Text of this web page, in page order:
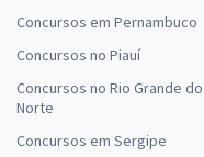
Concursos em Pernambuco
Concursos no Piauí
Concursos no Rio Grande do
Norte
Concursos em Sergipe